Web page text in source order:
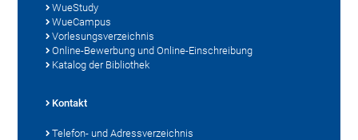
WueStudy
WueCampus
Vorlesungsverzeichnis
Online-Bewerbung und Online-Einschreibung
Katalog der Bibliothek
Kontakt
Telefon- und Adressverzeichnis